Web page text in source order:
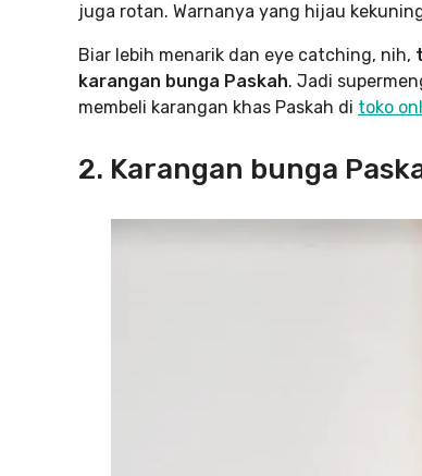
juga rotan. Warnanya yang hijau
Biar lebih menarik dan eye catching, nih,
karangan bunga Paskah. Jadi
membeli karangan khas Paskah di toko
2. Karangan bunga